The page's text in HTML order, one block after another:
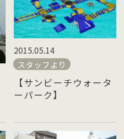
2015.05.14
スタッフより
【サンビーチウォータ
ーパーク】